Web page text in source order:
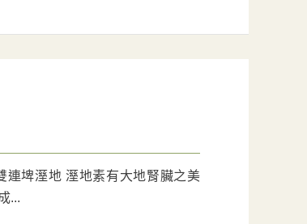
連埤溼地 溼地素有大地腎臟之美
...